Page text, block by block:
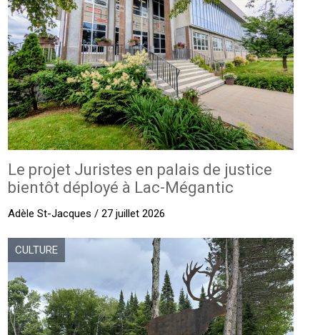
Le projet Juristes en palais de justice
bientôt déployé à Lac-Mégantic
Adèle St-Jacques / 27 juillet 2026
CULTURE